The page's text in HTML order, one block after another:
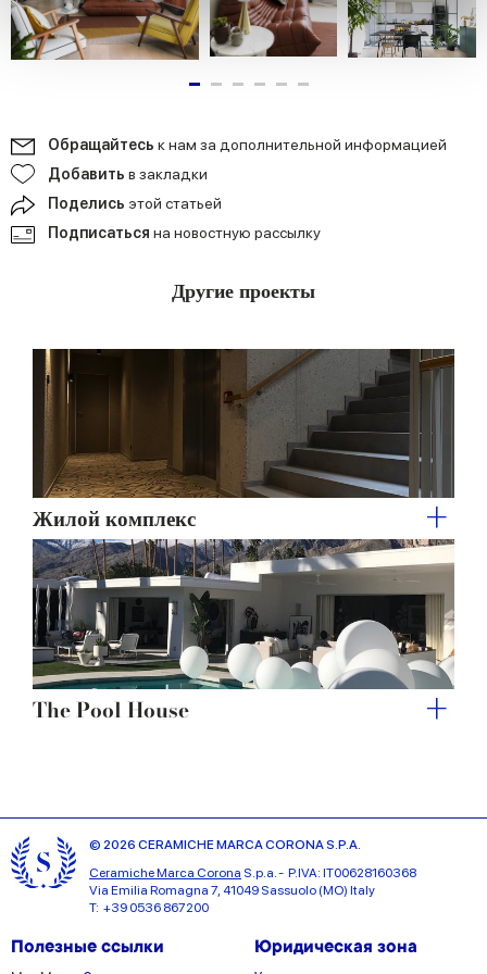
We use cookies to personalise content and ads, to
provide social media features and to analyse our traffic.
provided to them or that they’ve collected from your use
of their services.
Обращайтесь к нам за дополнительной информацией
Добавить в закладки
Поделись этой статьей
Подписаться на новостную рассылку
Другие проекты
Жилой комплекс
The Pool House
© 2026 CERAMICHE MARCA CORONA S.P.A.
Ceramiche Marca Corona S.p.a. - P.IVA: IT00628160368
Via Emilia Romagna 7, 41049 Sassuolo (MO) Italy
T: +39 0536 867200
Полезные ссылки Юридическая зона